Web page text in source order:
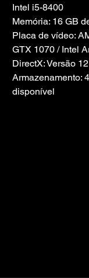
Intel i5-8400
Memória: 16 GB
Placa de vídeo:
GTX 1070 / Intel
DirectX: Versão 12
Armazenamento:
disponível